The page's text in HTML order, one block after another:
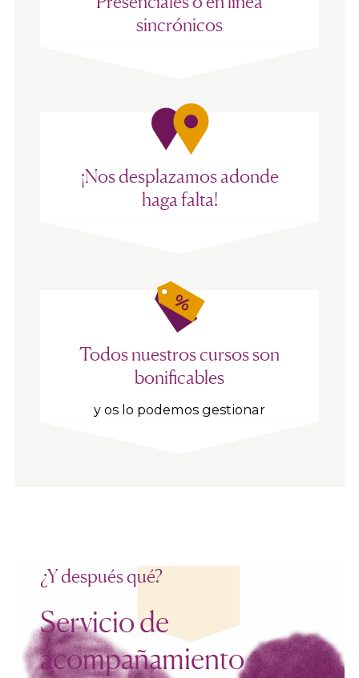
sincrónicos
¡Nos desplazamos adonde
haga falta!
Todos nuestros cursos son
bonificables
y os lo podemos gestionar
¿Y después qué?
Servicio de
acompañamiento